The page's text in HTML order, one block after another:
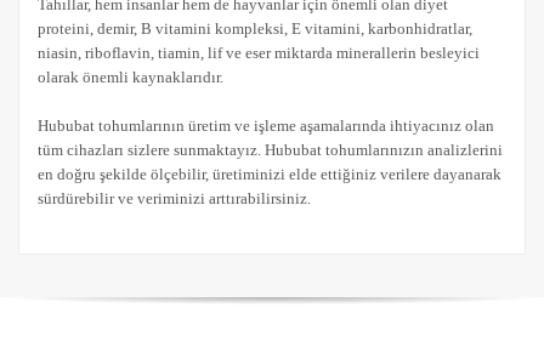
Tahıllar, hem insanlar hem de hayvanlar için önemli olan diyet
proteini, demir, B vitamini kompleksi, E vitamini, karbonhidratlar,
niasin, riboflavin, tiamin, lif ve eser miktarda minerallerin besleyici
olarak önemli kaynaklarıdır.
Hububat tohumlarının üretim ve işleme aşamalarında ihtiyacınız olan
tüm cihazları sizlere sunmaktayız. Hububat tohumlarınızın analizlerini
en doğru şekilde ölçebilir, üretiminizi elde ettiğiniz verilere dayanarak
sürdürebilir ve veriminizi arttırabilirsiniz.